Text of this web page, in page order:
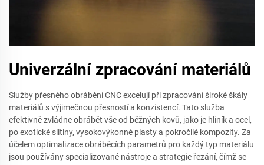
Univerzální zpracování materiálů
Služby přesného obrábění CNC excelují při zpracování široké škály
materiálů s výjimečnou přesností a konzistencí. Tato služba
efektivně zvládne obrábět vše od běžných kovů, jako je hliník a ocel,
po exotické slitiny, vysokovýkonné plasty a pokročilé kompozity. Za
účelem optimalizace obráběcích parametrů pro každý typ materiálu
jsou používány specializované nástroje a strategie řezání, čímž se